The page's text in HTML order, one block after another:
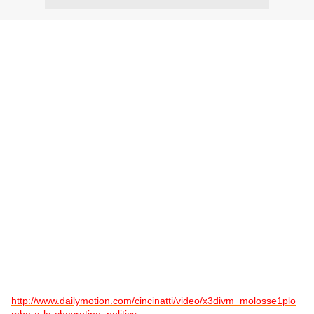
http://www.dailymotion.com/cincinatti/video/x3divm_molosse1plo